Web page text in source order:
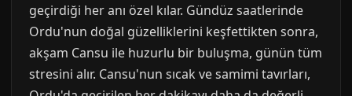
geçirdiği her anı özel kılar. Gündüz saatlerinde
Ordu'nun doğal güzelliklerini keşfettikten sonra,
akşam Cansu ile huzurlu bir buluşma, günün tüm
stresini alır. Cansu'nun sıcak ve samimi tavırları,